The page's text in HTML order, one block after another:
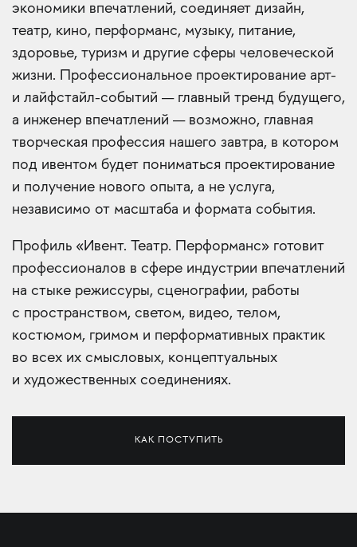
экономики впечатлений, соединяет дизайн,
театр, кино, перформанс, музыку, питание,
здоровье, туризм и другие сферы человеческой
жизни. Профессиональное проектирование арт-
и лайфстайл-событий — главный тренд будущего,
а инженер впечатлений — возможно, главная
творческая профессия нашего завтра, в котором
под ивентом будет пониматься проектирование
и получение нового опыта, а не услуга,
независимо от масштаба и формата события.
Профиль «Ивент. Театр. Перформанс» готовит
профессионалов в сфере индустрии впечатлений
на стыке режиссуры, сценографии, работы
с пространством, светом, видео, телом,
костюмом, гримом и перформативных практик
во всех их смысловых, концептуальных
и художественных соединениях.
КАК ПОСТУПИТЬ